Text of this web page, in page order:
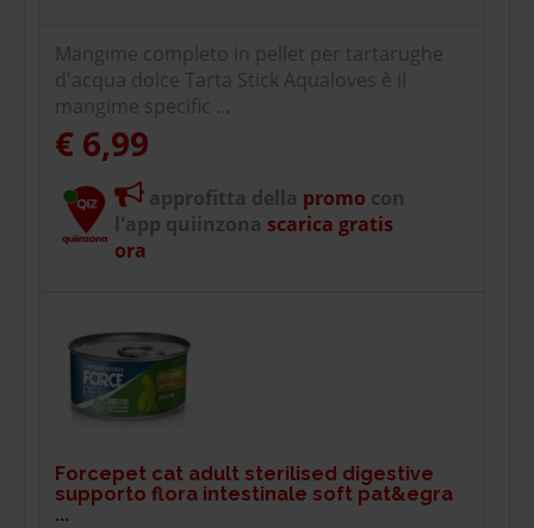
Mangime completo in pellet per tartarughe
d'acqua dolce Tarta Stick Aqualoves è il
mangime specific ...
€ 6,99
approfitta della promo con
l'app quiinzona scarica gratis
ora
Forcepet cat adult sterilised digestive
supporto flora intestinale soft pat&egra
...